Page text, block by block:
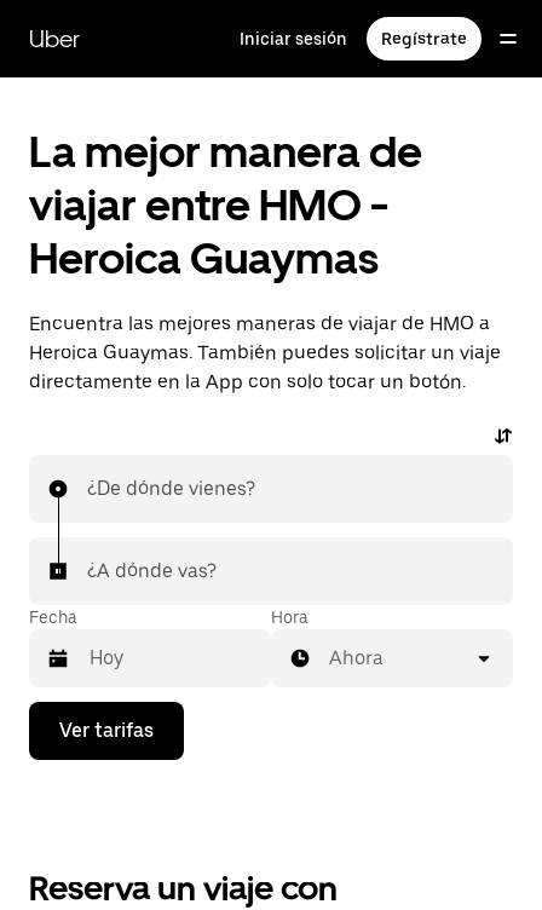
contenido
principal
Uber Iniciar sesión Regístrate
La mejor manera de
viajar entre HMO -
Heroica Guaymas
Encuentra las mejores maneras de viajar de HMO a
Heroica Guaymas. También puedes solicitar un viaje
directamente en la App con solo tocar un botón.
¿De dónde vienes?
¿A dónde vas?
Fecha
Presiona
flecha
el
Hora
Ahora
Ver tarifas
Reserva un viaje con